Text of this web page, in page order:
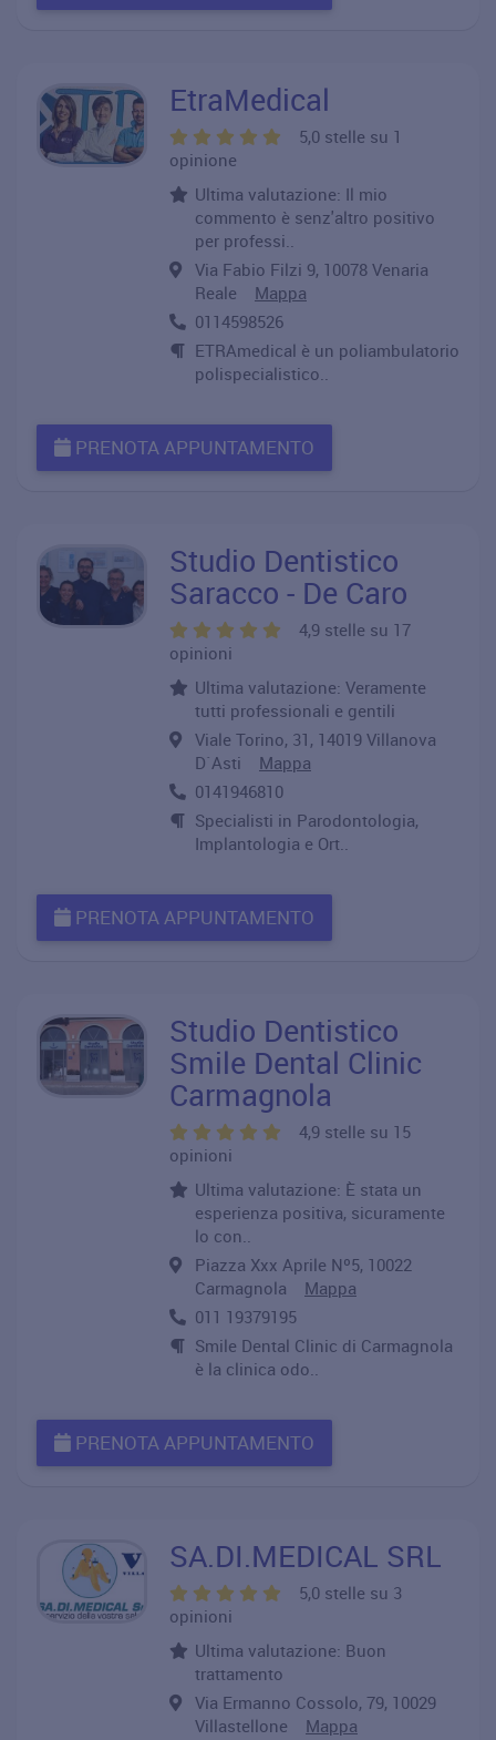
EtraMedical
5,0 stelle su 1
opinione
Ultima valutazione: Il mio
commento è senz'altro positivo
per professi..
Via Fabio Filzi 9, 10078 Venaria
Reale Mappa
0114598526
ETRAmedical è un poliambulatorio
polispecialistico..
PRENOTA APPUNTAMENTO
Studio Dentistico
Saracco - De Caro
4,9 stelle su 17
opinioni
Ultima valutazione: Veramente
tutti professionali e gentili
Viale Torino, 31, 14019 Villanova
D`Asti Mappa
0141946810
Specialisti in Parodontologia,
Implantologia e Ort..
PRENOTA APPUNTAMENTO
Studio Dentistico
Smile Dental Clinic
Carmagnola
4,9 stelle su 15
opinioni
Ultima valutazione: È stata un
esperienza positiva, sicuramente
lo con..
Piazza Xxx Aprile Nº5, 10022
Carmagnola Mappa
011 19379195
Smile Dental Clinic di Carmagnola
è la clinica odo..
PRENOTA APPUNTAMENTO
SA.DI.MEDICAL SRL
5,0 stelle su 3
opinioni
Ultima valutazione: Buon
trattamento
Via Ermanno Cossolo, 79, 10029
Villastellone Mappa